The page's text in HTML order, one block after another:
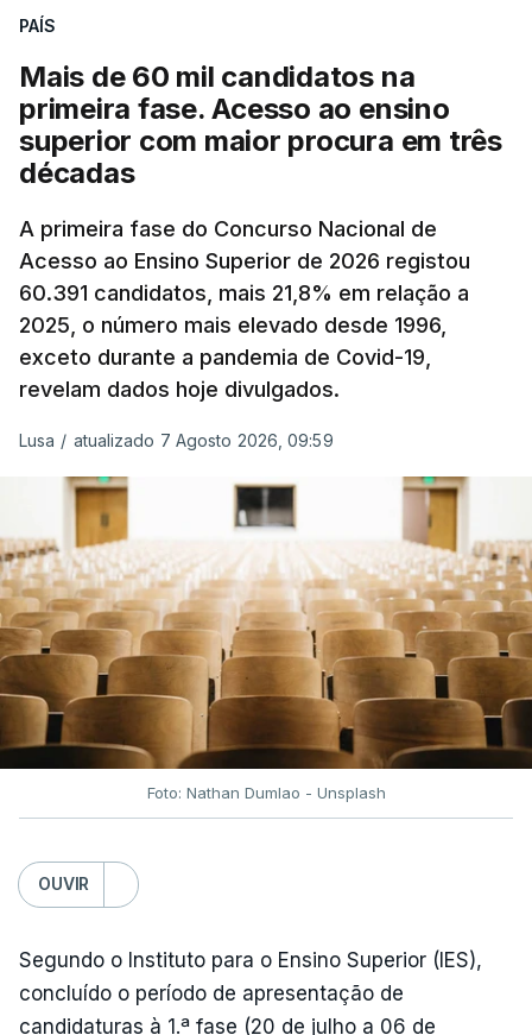
evolução das cotações internacionais do petróleo,
posto de abastecimento, a marca e a localização.
A atualização do desconto do Imposto sobre os
Produtos Petrolíferos (ISP) também poderá
O Governo comprometeu-se a aplicar uma redução
extraordinária e temporária no ISP, sempre que se
verifique um aumento do preço dos combustíveis
superior a 10 cêntimos, para mitigar a escalada de
preços.
Depois de uma subida inicial devido à guerra no
Irão, à tensão geopolítica no Médio Oriente e ao
fecho do estreito de Ormuz, os preços dos
combustíveis desceram durante o cessar-fogo
entre Washington e Teerão.
No entanto, com o retomar do conflito, as últimas
semanas têm sido marcadas por uma subida
acentuada, tendência que deverá ser revertida na
próxima semana.
c/Lusa
PAÍS
Mais de 60 mil candidatos na
primeira fase. Acesso ao ensino
superior com maior procura em três
décadas
A primeira fase do Concurso Nacional de
Acesso ao Ensino Superior de 2026 registou
60.391 candidatos, mais 21,8% em relação a
2025, o número mais elevado desde 1996,
exceto durante a pandemia de Covid-19,
revelam dados hoje divulgados.
Lusa / atualizado 7 Agosto 2026, 09:59
Foto: Nathan Dumlao - Unsplash
OUVIR
Segundo o Instituto para o Ensino Superior (IES),
concluído o período de apresentação de
candidaturas à 1.ª fase (20 de julho a 06 de